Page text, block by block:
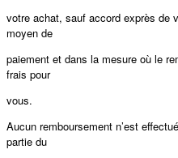
votre achat, sauf accord exprès de
moyen de
paiement et dans la mesure où le
frais pour
vous.
Aucun remboursement n’est
partie du